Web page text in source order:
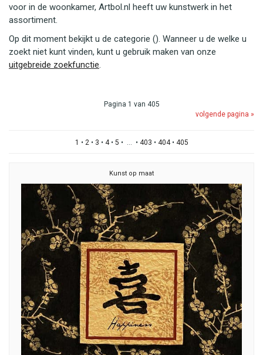
voor in de woonkamer, Artbol.nl heeft uw kunstwerk in het
assortiment.
Op dit moment bekijkt u de categorie (). Wanneer u de welke u
zoekt niet kunt vinden, kunt u gebruik maken van onze
uitgebreide zoekfunctie.
Pagina 1 van 405
volgende pagina »
1 • 2• 3 • 4• 5 • ... • 403 • 404• 405
Kunst op maat